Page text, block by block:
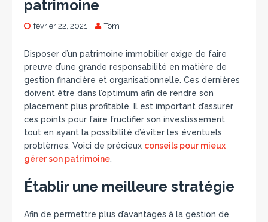
patrimoine
février 22, 2021 Tom
Disposer d’un patrimoine immobilier exige de faire
preuve d’une grande responsabilité en matière de
gestion financière et organisationnelle. Ces dernières
doivent être dans l’optimum afin de rendre son
placement plus profitable. Il est important d’assurer
ces points pour faire fructifier son investissement
tout en ayant la possibilité d’éviter les éventuels
problèmes. Voici de précieux conseils pour mieux
gérer son patrimoine.
Établir une meilleure stratégie
Afin de permettre plus d’avantages à la gestion de